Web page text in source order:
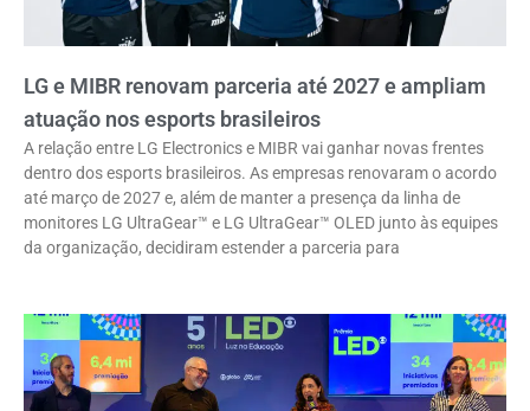
LG e MIBR renovam parceria até 2027 e ampliam
atuação nos esports brasileiros
A relação entre LG Electronics e MIBR vai ganhar novas frentes
dentro dos esports brasileiros. As empresas renovaram o acordo
até março de 2027 e, além de manter a presença da linha de
monitores LG UltraGear™ e LG UltraGear™ OLED junto às equipes
da organização, decidiram estender a parceria para